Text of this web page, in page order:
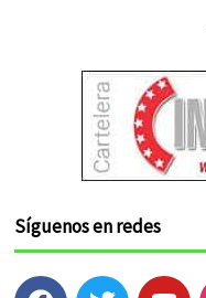
Síguenos en redes
F T Y